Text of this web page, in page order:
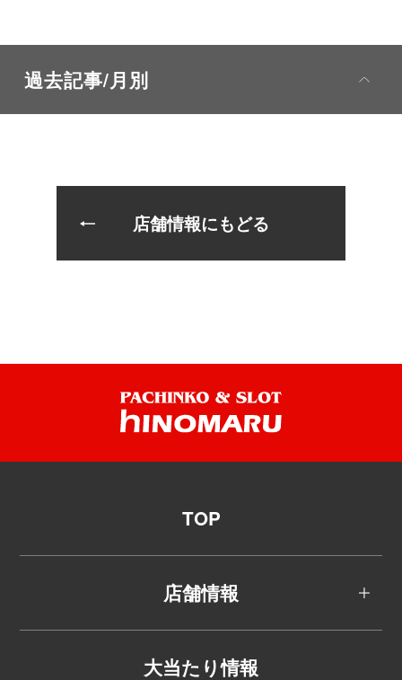
過去記事/月別
店舗情報にもどる
TOP
店舗情報
大当たり情報